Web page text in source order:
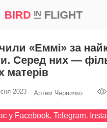
BIRD INFLIGHT
«Еммі» за
Серед них —
матерів
2023 Артем Черничко
у Facebook, Telegram,